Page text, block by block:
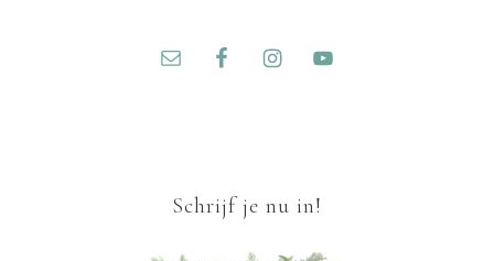
Schrijf je nu in!